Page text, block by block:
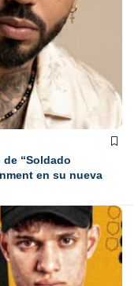
“Soldado
en su nueva